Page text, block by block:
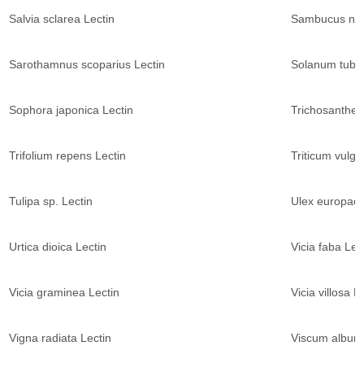
Salvia sclarea Lectin Sambucus
Sarothamnus scoparius Lectin Solanum
Sophora japonica Lectin
Trifolium repens Lectin Triticum
Tulipa sp. Lectin Ulex
Urtica dioica Lectin Vicia faba
Vicia graminea Lectin Vicia villosa
Vigna radiata Lectin Viscum